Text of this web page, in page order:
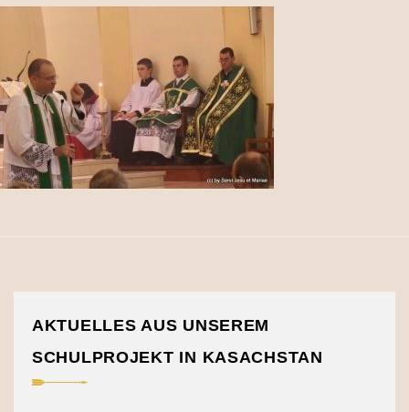
AKTUELLES AUS UNSEREM
SCHULPROJEKT IN KASACHSTAN